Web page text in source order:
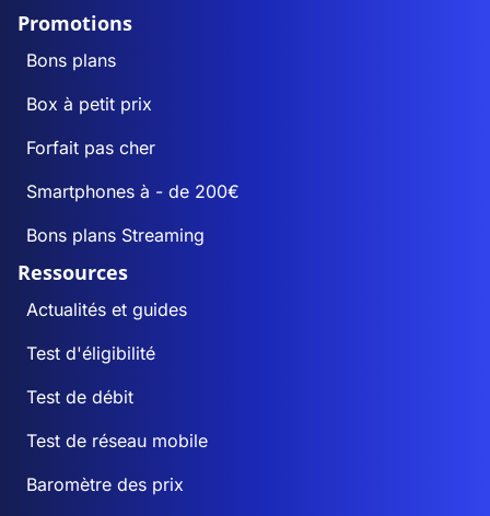
Promotions
Bons plans
Box à petit prix
Forfait pas cher
Smartphones à - de 200€
Bons plans Streaming
Ressources
Actualités et guides
Test d'éligibilité
Test de débit
Test de réseau mobile
Baromètre des prix